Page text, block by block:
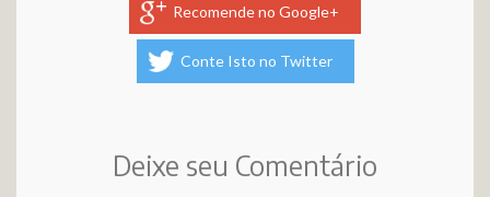
Recomende no Google+
Conte Isto no Twitter
Deixe seu Comentário